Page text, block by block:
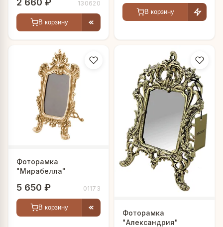
130620
В корзину
В корзину
Фоторамка
"Мирабелла"
5 650 ₽ 01173
В корзину
Фоторамка
"Александрия"